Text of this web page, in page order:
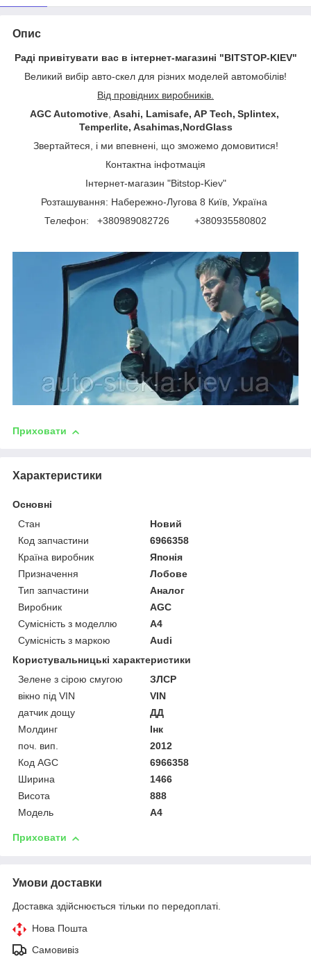
Опис
Раді привітувати вас в інтернет-магазині "BITSTOP-KIEV"
Великий вибір авто-скел для різних моделей автомобілів!
Від провідних виробників.
AGC Automotive Asahi, Lamisafe, AP Tech, Splintex,
Temperlite, Asahimas,NordGlass
Звертайтеся, і ми впевнені, що зможемо домовитися!
Контактна інфотмація
Інтернет-магазин "Bitstop-Kiev"
Розташування: Набережно-Лугова 8 Київ, Україна
Телефон: +380989082726 +380935580802
Приховати
Характеристики
Основні
Стан
Новий
Код запчастини
6966358
Країна виробник
Японія
Призначення
Лобове
Тип запчастини
Аналог
Виробник
AGC
Сумісність з моделлю
A4
Сумісність з маркою
Audi
Користувальницькі характеристики
Зелене з сірою смугою
ЗЛСР
вікно під VIN
VIN
датчик дощу
ДД
Молдинг
Інк
поч. вип.
2012
Код AGC
6966358
Ширина
1466
Висота
888
Модель
A4
Приховати
Умови доставки
Доставка здійснюється тільки по передоплаті.
Нова Пошта
Самовивіз